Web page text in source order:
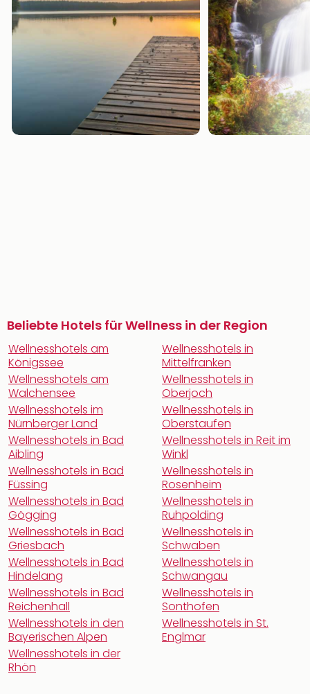
Beliebte Hotels für Wellness in der Region
Wellnesshotels am
Königssee
Wellnesshotels am
Walchensee
Wellnesshotels im
Nürnberger Land
Wellnesshotels in Bad
Aibling
Wellnesshotels in Bad
Füssing
Wellnesshotels in Bad
Gögging
Wellnesshotels in Bad
Griesbach
Wellnesshotels in Bad
Hindelang
Wellnesshotels in Bad
Reichenhall
Wellnesshotels in den
Bayerischen Alpen
Wellnesshotels in der
Rhön
Wellnesshotels in
Mittelfranken
Wellnesshotels in
Oberjoch
Wellnesshotels in
Oberstaufen
Wellnesshotels in Reit im
Winkl
Wellnesshotels in
Rosenheim
Wellnesshotels in
Ruhpolding
Wellnesshotels in
Schwaben
Wellnesshotels in
Schwangau
Wellnesshotels in
Sonthofen
Wellnesshotels in St.
Englmar